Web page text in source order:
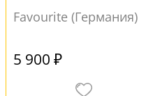
Favourite (Германия)
5 900 ₽